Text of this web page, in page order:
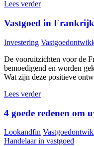
Lees verder
Vastgoed in
Investering
De vooruitzichten voor de
bemoedigend en worden
Wat zijn deze positieve
Lees verder
4 goede redenen om
Lookandfin
Handelaar in vastgoed